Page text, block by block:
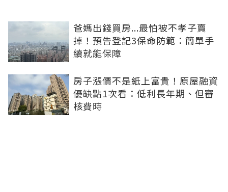
爸媽出錢買房...最怕被不孝子賣
掉！預告登記3保命防範：簡單手
續就能保障
房子漲價不是紙上富貴！原屋融資
優缺點1次看：低利長年期、但審
核費時